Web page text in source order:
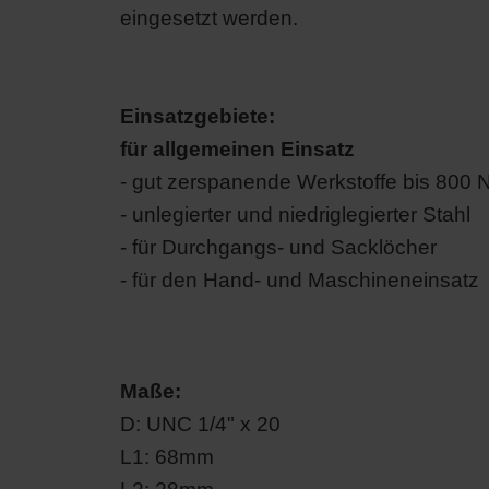
eingesetzt werden.
Einsatzgebiete:
für allgemeinen Einsatz
- gut zerspanende Werkstoffe bis 800
- unlegierter und niedriglegierter Stahl
- für Durchgangs- und Sacklöcher
- für den Hand- und Maschineneinsatz
Maße:
D: UNC 1/4" x 20
L1: 68mm